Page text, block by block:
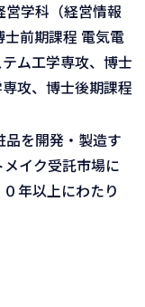
営学科（経営情報
前期課程 電気電
ム工学専攻、博士
攻、博士後期課程
を開発・製造す
イク受託市場に
年以上にわたり